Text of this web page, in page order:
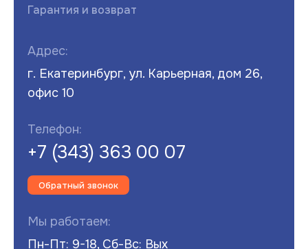
Гарантия и возврат
Адрес:
г. Екатеринбург, ул. Карьерная, дом 26,
офис 10
Телефон:
+7 (343) 363 00 07
Обратный звонок
Мы работаем:
Пн-Пт: 9-18, Сб-Вс: Вых